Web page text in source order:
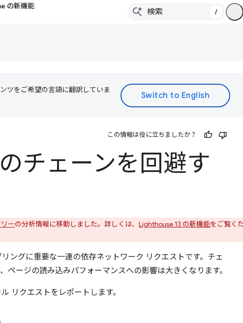
の新機能
/
ツをご希望の言語に翻訳していま
この情報は役に立ちましたか？
チェーンを回避す
ーの分析情報に移動しました。詳しくは、 Lighthouse 13 の新機能をご覧く
ングに重要な一連の依存ネットワーク リクエストです。チェ
ージの読み込みパフォーマンスへの影響は大きくなります。
リクエストをレポートします。